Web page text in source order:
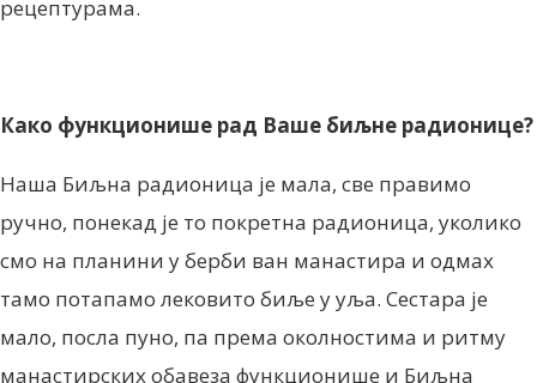
рецептурама.
Како функционише рад Ваше биљне радионице?
Наша Биљна радионица је мала, све правимо
ручно, понекад је то покретна радионица, уколико
смо на планини у берби ван манастира и одмах
тамо потапамо лековито биље у уља. Сестара је
мало, посла пуно, па према околностима и ритму
манастирских обавеза функционише и Биљна